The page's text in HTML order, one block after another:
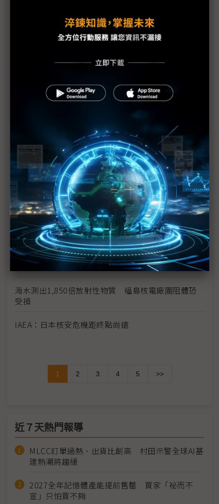
防輻射水持續外洩 東電灌高分子聚合物堵裂縫
美軍核污處理部隊分批赴日 助防範核災擴大
1號機核心恐損毀70% IAEA：日本核電廠情況仍非
日本震災加劇亞洲通膨
日震限電影響 光學玻璃廠小原、Hoya相繼宣布減產
富士通指震災讓該公司損失數十億日圓
學者：日本核電站問題 後果將是長期且災難性的
宮城縣震後損失上兆日圓 廢墟量相當於23年的廢棄
物總量
調查：大陸、日本汽車合資廠可能因缺零件而停產
海水測出1,850倍放射性物質 福島核電廠圍阻體恐
受損
IAEA：日本核安危機距終點尚遠
1 2 3 4 5 >>
近７天熱門報導
MLCC訂單過熱、出貨比創高 村田示警全球AI基
建熱潮將趨緩
2027全年記憶體產能提前售罄 買家「祕而不
宣」只怕買不夠